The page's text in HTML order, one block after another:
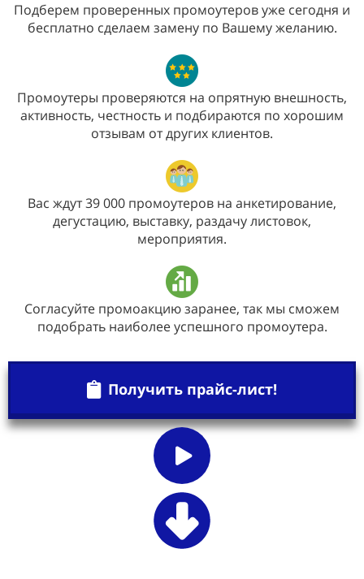
Подберем проверенных промоутеров уже сегодня и
бесплатно сделаем замену по Вашему желанию.
Промоутеры проверяются на опрятную внешность,
активность, честность и подбираются по хорошим
отзывам от других клиентов.
Вас ждут 39 000 промоутеров на анкетирование,
дегустацию, выставку, раздачу листовок,
мероприятия.
Согласуйте промоакцию заранее, так мы сможем
подобрать наиболее успешного промоутера.
Получить прайс-лист!